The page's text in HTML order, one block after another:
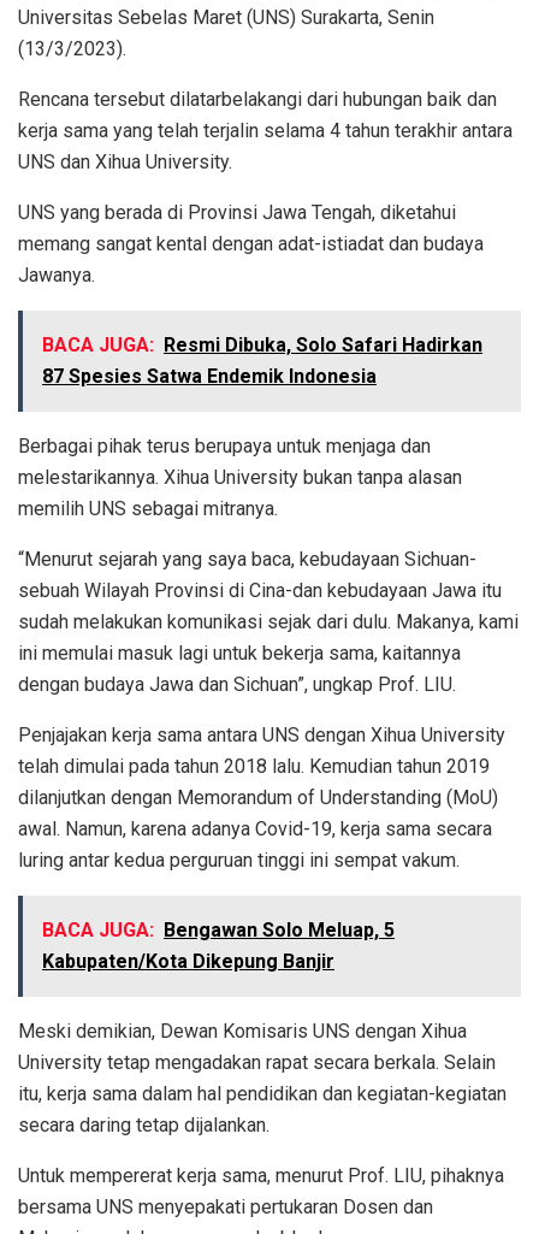
Universitas Sebelas Maret (UNS) Surakarta, Senin
(13/3/2023).
Rencana tersebut dilatarbelakangi dari hubungan baik dan
kerja sama yang telah terjalin selama 4 tahun terakhir antara
UNS dan Xihua University.
UNS yang berada di Provinsi Jawa Tengah, diketahui
memang sangat kental dengan adat-istiadat dan budaya
Jawanya.
BACA JUGA: Resmi Dibuka, Solo Safari Hadirkan
87 Spesies Satwa Endemik Indonesia
Berbagai pihak terus berupaya untuk menjaga dan
melestarikannya. Xihua University bukan tanpa alasan
memilih UNS sebagai mitranya.
“Menurut sejarah yang saya baca, kebudayaan Sichuan-
sebuah Wilayah Provinsi di Cina-dan kebudayaan Jawa itu
sudah melakukan komunikasi sejak dari dulu. Makanya, kami
ini memulai masuk lagi untuk bekerja sama, kaitannya
dengan budaya Jawa dan Sichuan”, ungkap Prof. LIU.
Penjajakan kerja sama antara UNS dengan Xihua University
telah dimulai pada tahun 2018 lalu. Kemudian tahun 2019
dilanjutkan dengan Memorandum of Understanding (MoU)
awal. Namun, karena adanya Covid-19, kerja sama secara
luring antar kedua perguruan tinggi ini sempat vakum.
BACA JUGA: Bengawan Solo Meluap, 5
Kabupaten/Kota Dikepung Banjir
Meski demikian, Dewan Komisaris UNS dengan Xihua
University tetap mengadakan rapat secara berkala. Selain
itu, kerja sama dalam hal pendidikan dan kegiatan-kegiatan
secara daring tetap dijalankan.
Untuk mempererat kerja sama, menurut Prof. LIU, pihaknya
bersama UNS menyepakati pertukaran Dosen dan